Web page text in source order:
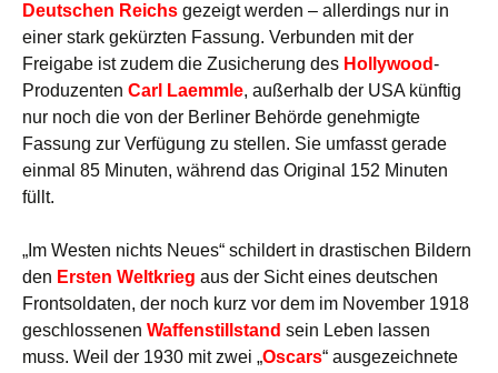
Deutschen Reichs gezeigt werden – allerdings nur in
einer stark gekürzten Fassung. Verbunden mit der
Freigabe ist zudem die Zusicherung des Hollywood-
Produzenten Carl Laemmle, außerhalb der USA künftig
nur noch die von der Berliner Behörde genehmigte
Fassung zur Verfügung zu stellen. Sie umfasst gerade
einmal 85 Minuten, während das Original 152 Minuten
füllt.
„Im Westen nichts Neues“ schildert in drastischen Bildern
den Ersten Weltkrieg aus der Sicht eines deutschen
Frontsoldaten, der noch kurz vor dem im November 1918
geschlossenen Waffenstillstand sein Leben lassen
muss. Weil der 1930 mit zwei „Oscars“ ausgezeichnete